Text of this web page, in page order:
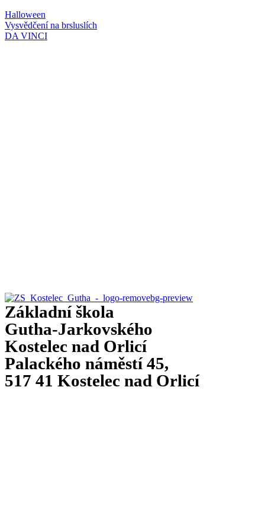
Přejít
k
obsahu
Halloween
Vysvědčení na brsluslích
DA VINCI
Základní škola
Gutha-Jarkovského
Kostelec nad Orlicí
Palackého náměstí 45,
517 41 Kostelec nad Orlicí